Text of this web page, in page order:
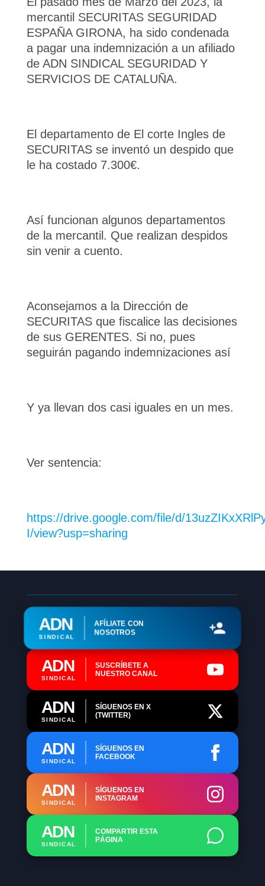
mercantil SECURITAS SEGURIDAD
ESPAÑA GIRONA, ha sido condenada
a pagar una indemnización a un afiliado
de ADN SINDICAL SEGURIDAD Y
SERVICIOS DE CATALUÑA.
El departamento de El corte Ingles de
SECURITAS se inventó un despido que
le ha costado 7.300€.
Así funcionan algunos departamentos
de la mercantil. Que realizan despidos
sin venir a cuento.
Aconsejamos a la Dirección de
SECURITAS que fiscalice las decisiones
de sus GERENTES. Si no, pues
seguirán pagando indemnizaciones así
Y ya llevan dos casi iguales en un mes.
Ver sentencia:
https://drive.google.com/file/d/
I/view?usp=sharing
ADN
SINDICAL
AFÍLIATE CON
NOSOTROS
ADN
SINDICAL
SUSCRÍBETE A
NUESTRO CANAL
ADN
SINDICAL
SÍGUENOS EN X
(TWITTER)
ADN
SINDICAL
SÍGUENOS EN
FACEBOOK
ADN
SINDICAL
SÍGUENOS EN
INSTAGRAM
ADN
SINDICAL
COMPARTIR ESTA
PÁGINA